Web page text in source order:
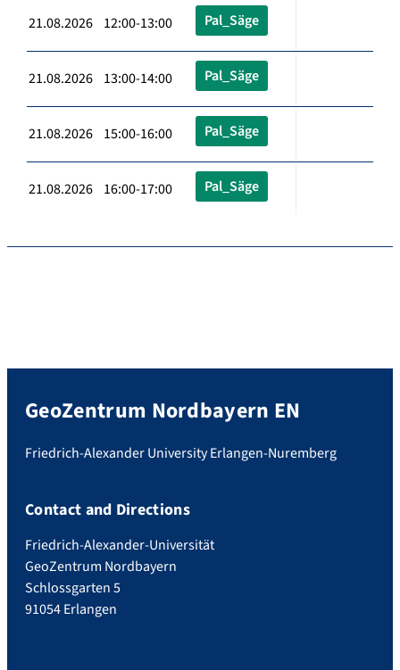
21.08.2026 12:00-13:00 Pal_Säge
21.08.2026 13:00-14:00 Pal_Säge
21.08.2026 15:00-16:00 Pal_Säge
21.08.2026 16:00-17:00 Pal_Säge
GeoZentrum Nordbayern EN
Friedrich-Alexander University Erlangen-Nuremberg
Contact and Directions
Friedrich-Alexander-Universität
GeoZentrum Nordbayern
Schlossgarten 5
91054 Erlangen